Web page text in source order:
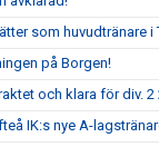
som huvudtränare i
på Borgen!
och klara för div. 2
IK:s nye A-